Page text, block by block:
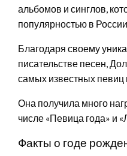
альбомов и синглов,
популярностью в
Благодаря своему
писательстве песен,
самых известных певиц
Она получила много
числе «Певица года» и
Факты о годе